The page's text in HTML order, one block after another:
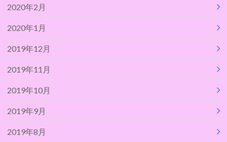
2020年2月
2020年1月
2019年12月
2019年11月
2019年10月
2019年9月
2019年8月